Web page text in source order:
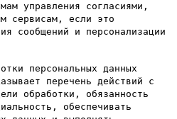
управления согласиями,
сервисам, если это
сообщений и персонализации
персональных данных
перечень действий с
обработки, обязанность
обеспечивать